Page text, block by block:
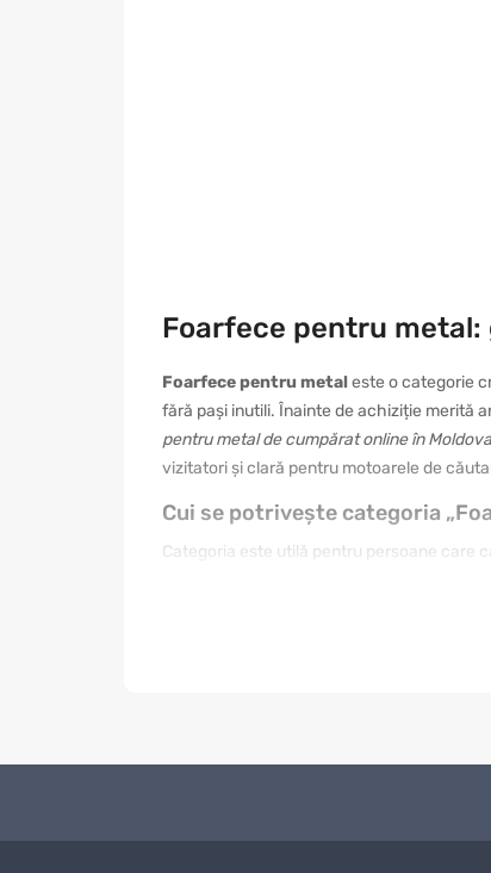
Foarfece pentru
Foarfece pentru metaleste o categorie
fără pași inutili. Înainte de achiziție merită
pentru metal de cumpărat online în Moldova
vizitatori și clară pentru motoarele de
Cui se potrivește categoria
Categoria este utilă pentru persoane care